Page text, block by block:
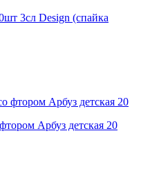
3сл Design (спайка
Арбуз детская 20